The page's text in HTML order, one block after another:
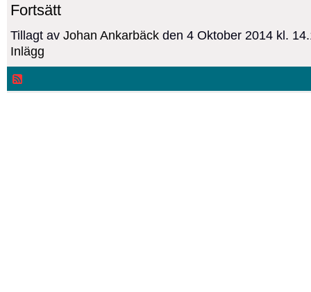
Fortsätt
Tillagt av Johan Ankarbäck den 4 Oktober 2014 kl.
Inlägg